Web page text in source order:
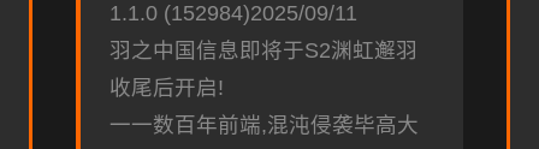
1.1.0 (152984)2025/09/11
羽之中国信息即将于S2渊虹邂羽
收尾后开启!
一一数百年前端,混沌侵袭毕高大